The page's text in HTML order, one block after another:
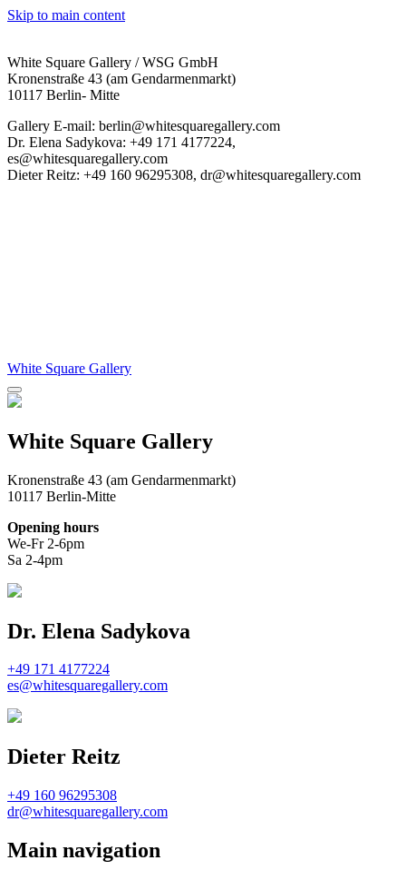
Skip to main content
White Square Gallery / WSG GmbH
Kronenstraße 43 (am Gendarmenmarkt)
10117 Berlin- Mitte
Gallery E-mail: berlin@whitesquaregallery.com
Dr. Elena Sadykova: +49 171 4177224,
es@whitesquaregallery.com
Dieter Reitz: +49 160 96295308, dr@whitesquaregallery.com
White Square Gallery
White Square Gallery
Kronenstraße 43 (am Gendarmenmarkt)
10117 Berlin-Mitte
Opening hours
We-Fr 2-6pm
Sa 2-4pm
Dr. Elena Sadykova
+49 171 4177224
es@whitesquaregallery.com
Dieter Reitz
+49 160 96295308
dr@whitesquaregallery.com
Main navigation